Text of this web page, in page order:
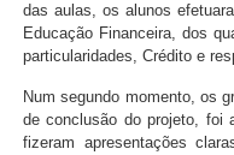
das aulas, os alunos
Educação Financeira, dos
particularidades, Crédito e
Num segundo momento, os
de conclusão do projeto, foi
fizeram apresentações